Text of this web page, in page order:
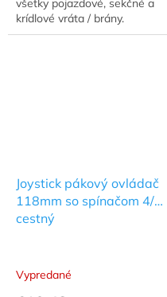
všetky pojazdové, sekčné a
krídlové vráta / brány.
Joystick pákový ovládač
118mm so spínačom 4/8
cestný
Vypredané